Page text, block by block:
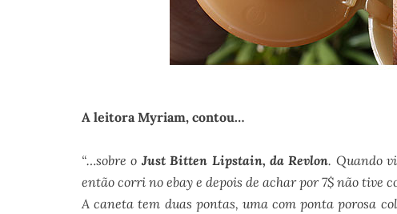
A leitora Myriam, contou…
“…sobre oJust Bitten Lipstain, da Revlon. Quando
então corri no ebay e depois de achar por 7$ não tive
A caneta tem duas pontas, uma com ponta porosa